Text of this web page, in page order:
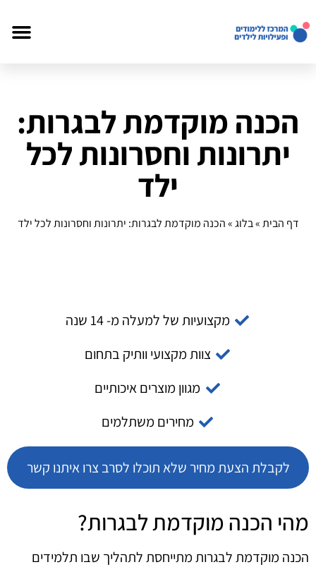
הכנה מוקדמת לבגרות:
יתרונות וחסרונות לכל
ילד
דף הבית»בלוג»הכנה מוקדמת לבגרות: יתרונות וחסרונות לכל ילד
מקצועיות של למעלה מ- 14 שנה
צוות מקצועי וותיק בתחום
מגוון מוצרים איכותיים
מחירים משתלמים
לקבלת הצעת מחיר שלא תוכלו לסרב צרו איתנו קשר
מהי הכנה מוקדמת לבגרות?
הכנה מוקדמת לבגרות מתייחסת לתהליך שבו תלמידים